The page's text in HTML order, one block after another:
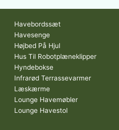
Havebordssæt
Havesenge
Højbed På Hjul
Hus Til Robotplæneklipper
Hyndebokse
Infrarød Terrassevarmer
Læskærme
Lounge Havemøbler
Lounge Havestol